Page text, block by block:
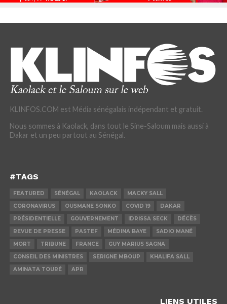
KLINFOS.COM est Média sénégalais indépendant et gratuit.
Nous sommes à Kaolack, dans tout le Sine-Saloum mais aussi à
Dakar et un peu partout au Sénégal.
#TAGS
FEATURED SÉNÉGAL KAOLACK
MACKY SALL
CORONAVIRUS
OUSMANE SONKO COVID 19
DAKAR
PRÉSIDENTIELLE
GOUVERNEMENT IDRISSA SECK
DÉCÈS
REVUE DE PRESSE
PASTEF MÉDINA BAYE
SADIO MANÉ
MORT
TRIBUNE FRANCE
GUY MARIUS SAGNA
CONSEIL DES MINISTRES
SERIGNE MBOUP
KHALIFA SALL
AMINATA TOURÉ
APR
LIENS UTILES